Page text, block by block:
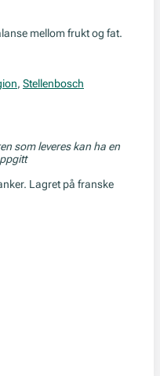
mellom frukt og fat.
, Stellenbosch
som leveres kan ha en
Lagret på franske